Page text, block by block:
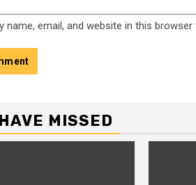
name, email, and website in this
MISSED